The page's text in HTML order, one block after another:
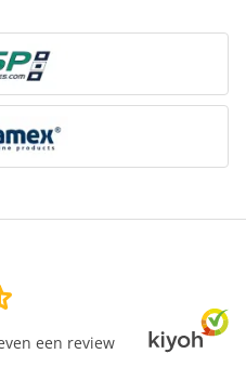
een review